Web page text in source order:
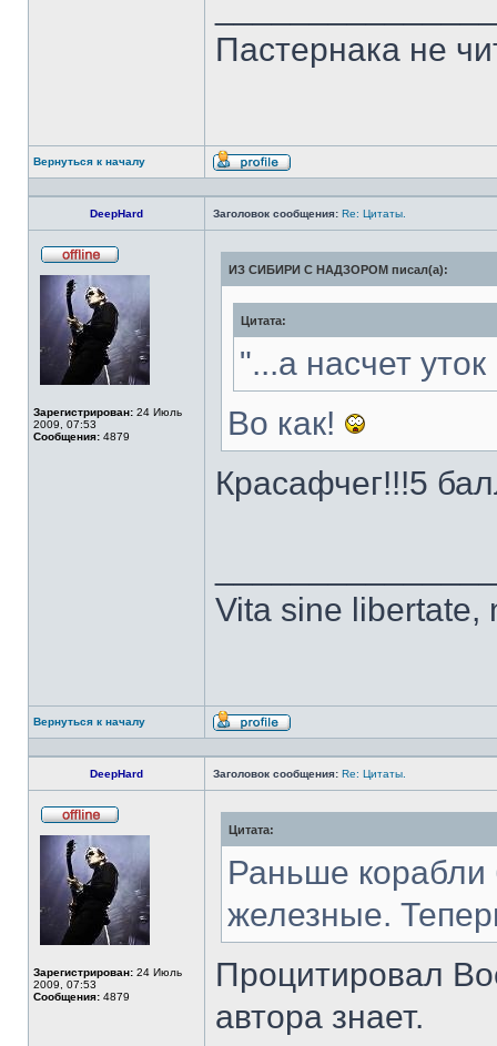
Пастернака не
Вернуться к началу
Профиль
DeepHard Заголовок сообщения: Re: Цитаты.
Зарегистрирован: 24 Июль
2009, 07:53
Сообщения: 4879
ИЗ СИБИРИ С НАДЗОРОМ писал(а):
Цитата:
"...а насчет
Во как!
Красафчег!!!5
Vita sine libertate,
Вернуться к началу
Профиль
DeepHard Заголовок сообщения: Re: Цитаты.
Зарегистрирован: 24 Июль
2009, 07:53
Сообщения: 4879
Цитата:
Раньше
железные.
Процитировал
автора знает.